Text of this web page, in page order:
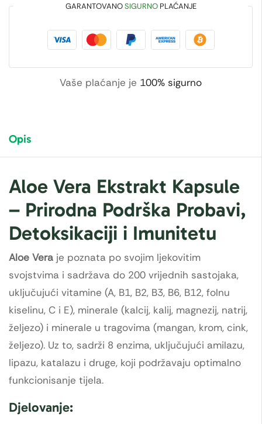
GARANTOVANOSIGURNOPLAĆANJE
Vaše plaćanje je 100% sigurno
Opis
Aloe Vera Ekstrakt Kapsule
– Prirodna Podrška Probavi,
Detoksikaciji i Imunitetu
Aloe Vera je poznata po svojim ljekovitim
svojstvima i sadržava do 200 vrijednih sastojaka,
uključujući vitamine (A, B1, B2, B3, B6, B12, folnu
kiselinu, C i E), minerale (kalcij, kalij, magnezij, natrij,
željezo) i minerale u tragovima (mangan, krom, cink,
željezo). Uz to, sadrži 8 enzima, uključujući amilazu,
lipazu, katalazu i druge, koji podržavaju optimalno
funkcionisanje tijela.
Djelovanje: